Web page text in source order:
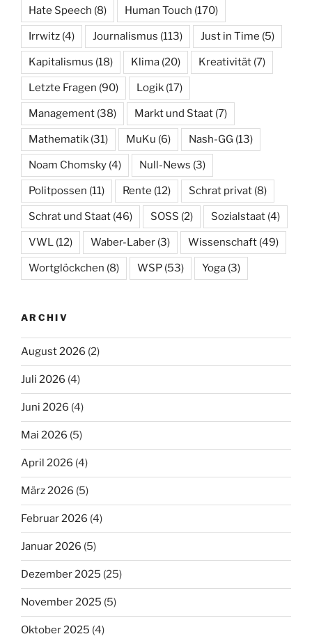
Hate Speech (8) Human Touch (170)
Irrwitz (4) Journalismus (113) Just in Time (5)
Kapitalismus (18) Klima (20) Kreativität (7)
Letzte Fragen (90) Logik (17)
Management (38) Markt und Staat (7)
Mathematik (31) MuKu (6) Nash-GG (13)
Noam Chomsky (4) Null-News (3)
Politpossen (11) Rente (12) Schrat privat (8)
Schrat und Staat (46) SOSS (2) Sozialstaat (4)
VWL (12) Waber-Laber (3) Wissenschaft (49)
Wortglöckchen (8) WSP (53) Yoga (3)
ARCHIV
August 2026 (2)
Juli 2026 (4)
Juni 2026 (4)
Mai 2026 (5)
April 2026 (4)
März 2026 (5)
Februar 2026 (4)
Januar 2026 (5)
Dezember 2025 (25)
November 2025 (5)
Oktober 2025 (4)